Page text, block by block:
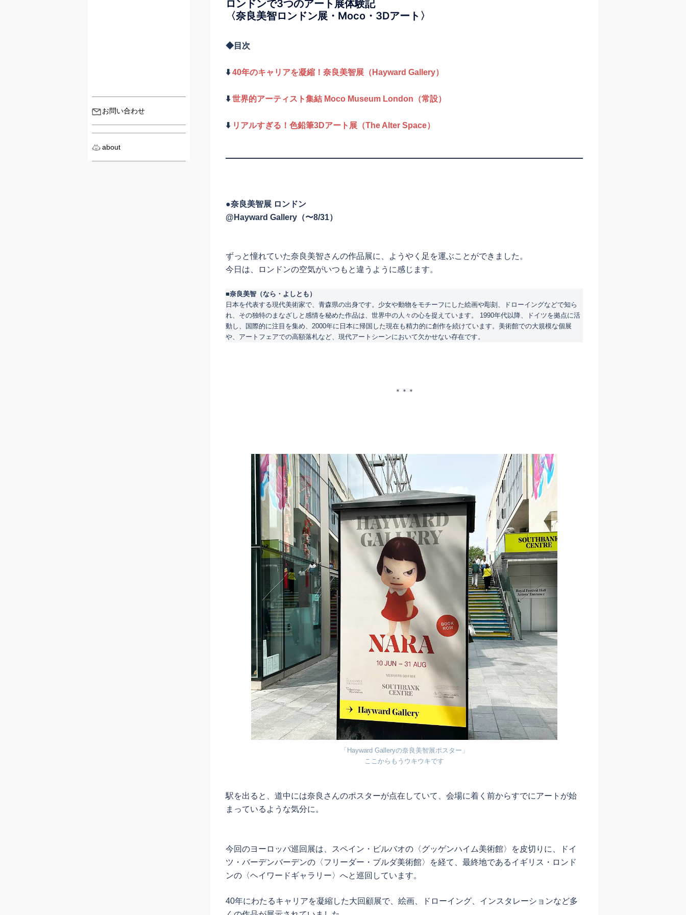
ロンドンで3つのアート展体験記
〈奈良美智ロンドン展・Moco・3Dアート〉
◆目次
⬇️40年のキャリアを凝縮！奈良美智展（Hayward Gallery）
⬇️世界的アーティスト集結 Moco Museum London（常設）
⬇️ リアルすぎる！色鉛筆3Dアート展（The Alter Space）
●奈良美智展 ロンドン
@Hayward Gallery（〜8/31）
ずっと憧れていた奈良美智さんの作品展に、ようやく足を運ぶことができました。
今日は、ロンドンの空気がいつもと違うように感じます。
■奈良美智（なら・よしとも）
日本を代表する現代美術家で、青森県の出身です。少女や動物をモチーフにした絵画や彫刻、ドローイングなどで知ら
れ、その独特のまなざしと感情を秘めた作品は、世界中の人々の心を捉えています。 1990年代以降、ドイツを拠点に活
動し、国際的に注目を集め、2000年に日本に帰国した現在も精力的に創作を続けています。美術館での大規模な個展
や、アートフェアでの高額落札など、現代アートシーンにおいて欠かせない存在です。
＊＊＊
「Hayward Galleryの奈良美智展ポスター」
ここからもうウキウキです
駅を出ると、道中には奈良さんのポスターが点在していて、会場に着く前からすでにアートが始
まっているような気分に。
今回のヨーロッパ巡回展は、スペイン・ビルバオの〈グッゲンハイム美術館〉を皮切りに、ドイ
ツ・バーデンバーデンの〈フリーダー・ブルダ美術館〉を経て、最終地であるイギリス・ロンド
ンの〈ヘイワードギャラリー〉へと巡回しています。
40年にわたるキャリアを凝縮した大回顧展で、絵画、ドローイング、インスタレーションなど多
お問い合わせ
about